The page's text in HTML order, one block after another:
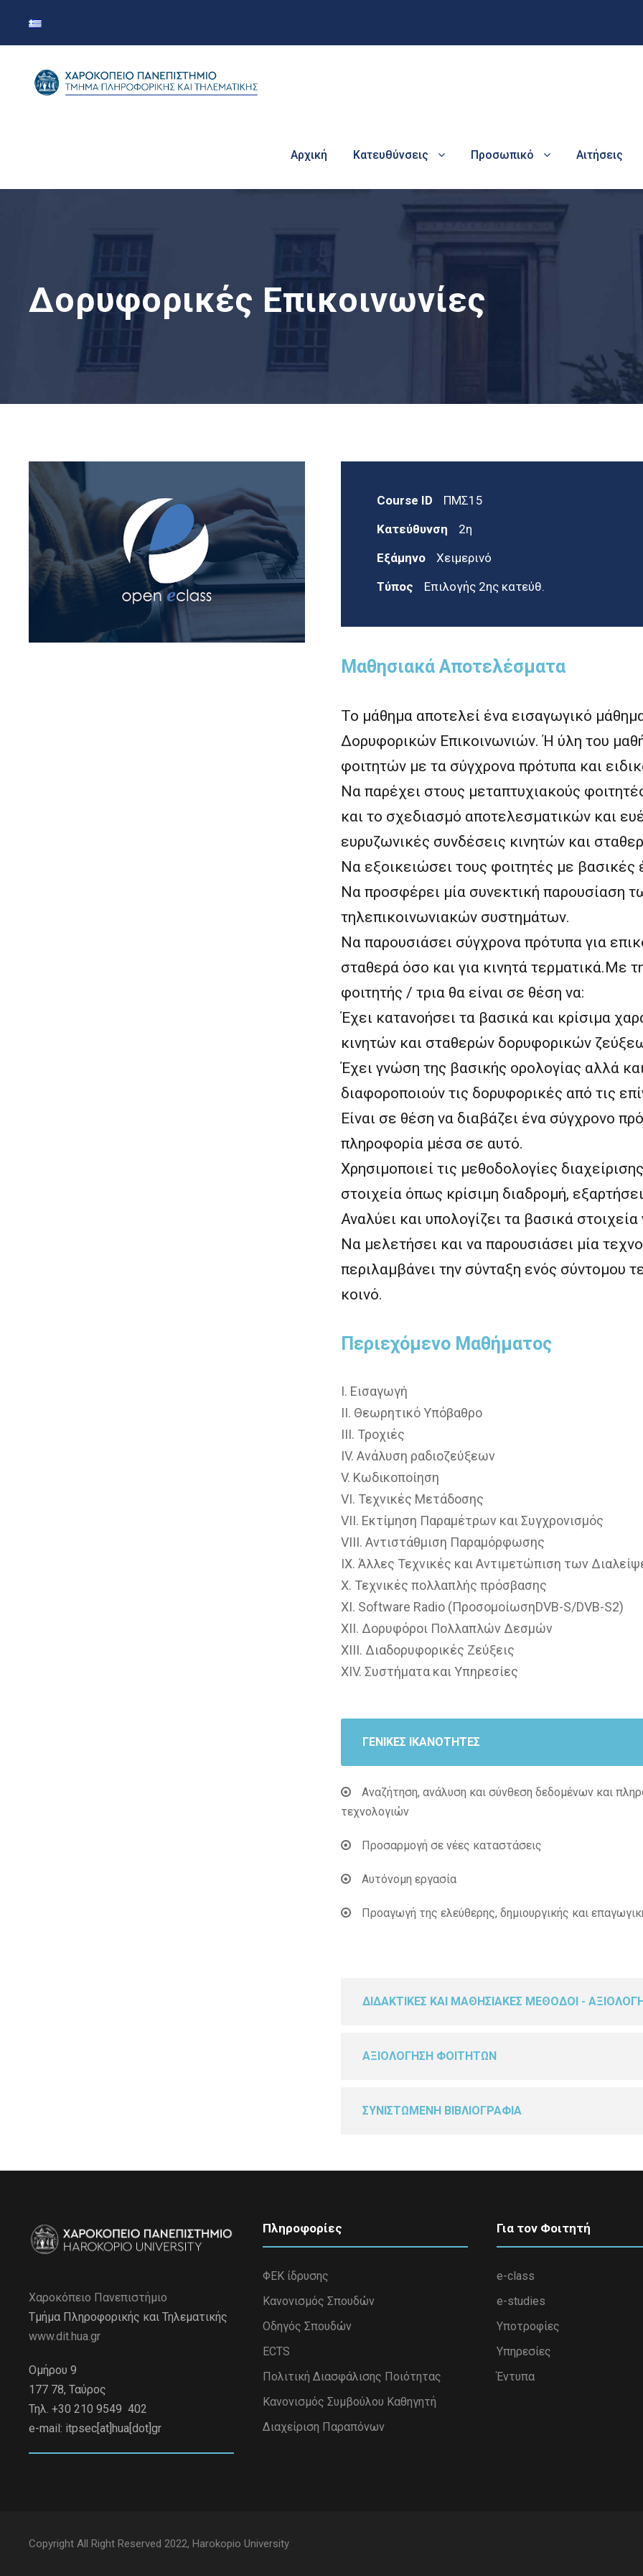
Αρχική Κατευθύνσεις Προσωπικό Αιτήσεις
Δορυφορικές Επικοινωνίες
Course ID
ΠΜΣ15
Κατεύθυνση
2η
Εξάμηνο
Χειμερινό
Τύπος
Επιλογής 2ης κατεύθ.
Μαθησιακά Αποτελέσματα
Το μάθημα αποτελεί ένα εισαγωγικό
Δορυφορικών Επικοινωνιών. Ή ύλη του
φοιτητών με τα σύγχρονα πρότυπα και
Να παρέχει στους μεταπτυχιακούς
και το σχεδιασμό αποτελεσματικών και
ευρυζωνικές συνδέσεις κινητών και
Να εξοικειώσει τους φοιτητές με
Να προσφέρει μία συνεκτική παρουσίαση
τηλεπικοινωνιακών συστημάτων.
Να παρουσιάσει σύγχρονα πρότυπα για
σταθερά όσο και για κινητά τερματικά.Με
φοιτητής / τρια θα είναι σε θέση να:
Έχει κατανοήσει τα βασικά και κρίσιμα
κινητών και σταθερών δορυφορικών
Έχει γνώση της βασικής ορολογίας αλλά
διαφοροποιούν τις δορυφορικές από τις
Είναι σε θέση να διαβάζει ένα σύγχρονο
πληροφορία μέσα σε αυτό.
Χρησιμοποιεί τις μεθοδολογίες
στοιχεία όπως κρίσιμη διαδρομή,
Αναλύει και υπολογίζει τα βασικά
Να μελετήσει και να παρουσιάσει μία
περιλαμβάνει την σύνταξη ενός σύντομου
κοινό.
Περιεχόμενο Μαθήματος
I. Εισαγωγή
II. Θεωρητικό Υπόβαθρο
III. Τροχιές
IV. Ανάλυση ραδιοζεύξεων
V. Κωδικοποίηση
VI. Τεχνικές Μετάδοσης
VII. Εκτίμηση Παραμέτρων και Συγχρονισμός
VIII. Αντιστάθμιση Παραμόρφωσης
IX. Άλλες Τεχνικές και Αντιμετώπιση των
X. Τεχνικές πολλαπλής πρόσβασης
XI. Software Radio (ΠροσομοίωσηDVB-S/DVB-S2)
XII. Δορυφόροι Πολλαπλών Δεσμών
XIII. Διαδορυφορικές Ζεύξεις
XIV. Συστήματα και Υπηρεσίες
ΓΕΝΙΚΕΣ ΙΚΑΝΟΤΗΤΕΣ
Αναζήτηση, ανάλυση και σύνθεση δεδομένων και
τεχνολογιών
Προσαρμογή σε νέες καταστάσεις
Αυτόνομη εργασία
Προαγωγή της ελεύθερης, δημιουργικής και
ΔΙΔΑΚΤΙΚΕΣ ΚΑΙ ΜΑΘΗΣΙΑΚΕΣ ΜΕΘΟΔΟΙ -
ΑΞΙΟΛΟΓΗΣΗ ΦΟΙΤΗΤΩΝ
ΣΥΝΙΣΤΩΜΕΝΗ ΒΙΒΛΙΟΓΡΑΦΙΑ
Χαροκόπειο Πανεπιστήμιο
Τμήμα Πληροφορικής και Τηλεματικής
www.dit.hua.gr
Ομήρου 9
177 78, Ταύρος
Τηλ. +30 210 9549 402
e-mail: itpsec[at]hua[dot]gr
Πληροφορίες
ΦΕΚ ίδρυσης
Κανονισμός Σπουδών
Οδηγός Σπουδών
ECTS
Πολιτική Διασφάλισης Ποιότητας
Κανονισμός Συμβούλου Καθηγητή
Διαχείριση Παραπόνων
Για τον Φοιτητή
e-class
e-studies
Υποτροφίες
Υπηρεσίες
Έντυπα
Copyright All Right Reserved 2022, Harokopio University